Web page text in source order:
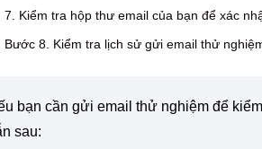
7. Kiểm tra hộp thư email của bạn để xác
Bước 8. Kiểm tra lịch sử gửi email thử
bạn cần gửi email thử nghiệm để
sau: